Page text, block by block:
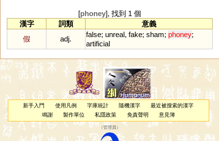
[phoney], 找到 1 個
漢字
詞類
意義
假
adj.
false; unreal, fake; sham; phoney;
artificial
新手入門 使用凡例 字庫統計 隨機漢字
最近被搜索的漢字
鳴謝
製作單位 私隱政策 免責聲明 意見簿
（管理員 ）